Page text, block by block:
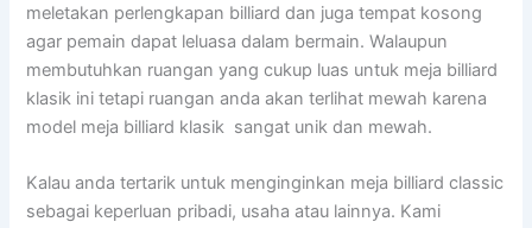
meletakan perlengkapan billiard dan juga tempat kosong
agar pemain dapat leluasa dalam bermain. Walaupun
membutuhkan ruangan yang cukup luas untuk meja billiard
klasik ini tetapi ruangan anda akan terlihat mewah karena
model meja billiard klasik sangat unik dan mewah.
Kalau anda tertarik untuk menginginkan meja billiard classic
sebagai keperluan pribadi, usaha atau lainnya. Kami